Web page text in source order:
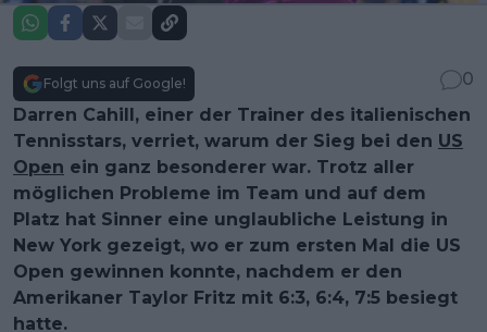
Folgt uns auf Google!
0
Darren Cahill, einer der Trainer des italienischen
Tennisstars, verriet, warum der Sieg bei den US
Open ein ganz besonderer war. Trotz aller
möglichen Probleme im Team und auf dem
Platz hat Sinner eine unglaubliche Leistung in
New York gezeigt, wo er zum ersten Mal die US
Open gewinnen konnte, nachdem er den
Amerikaner Taylor Fritz mit 6:3, 6:4, 7:5 besiegt
hatte.